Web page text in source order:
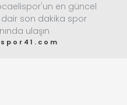
en güncel
son dakika spor
ulaşın